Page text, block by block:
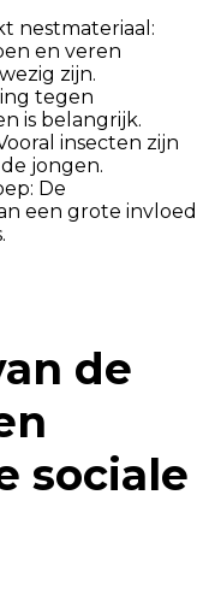
nestmateriaal:
en veren
zijn.
tegen
is belangrijk.
insecten zijn
jongen.
De
een grote invloed
de
sociale